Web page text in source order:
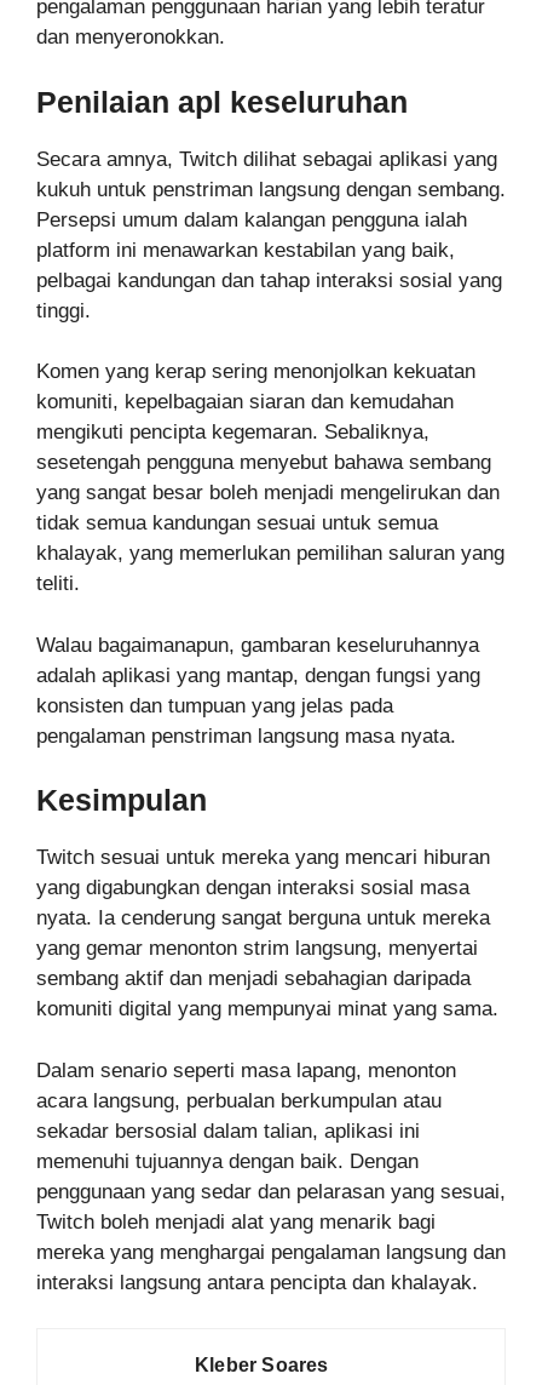
pengalaman penggunaan harian yang lebih teratur
dan menyeronokkan.
Penilaian apl keseluruhan
Secara amnya, Twitch dilihat sebagai aplikasi yang
kukuh untuk penstriman langsung dengan sembang.
Persepsi umum dalam kalangan pengguna ialah
platform ini menawarkan kestabilan yang baik,
pelbagai kandungan dan tahap interaksi sosial yang
tinggi.
Komen yang kerap sering menonjolkan kekuatan
komuniti, kepelbagaian siaran dan kemudahan
mengikuti pencipta kegemaran. Sebaliknya,
sesetengah pengguna menyebut bahawa sembang
yang sangat besar boleh menjadi mengelirukan dan
tidak semua kandungan sesuai untuk semua
khalayak, yang memerlukan pemilihan saluran yang
teliti.
Walau bagaimanapun, gambaran keseluruhannya
adalah aplikasi yang mantap, dengan fungsi yang
konsisten dan tumpuan yang jelas pada
pengalaman penstriman langsung masa nyata.
Kesimpulan
Twitch sesuai untuk mereka yang mencari hiburan
yang digabungkan dengan interaksi sosial masa
nyata. Ia cenderung sangat berguna untuk mereka
yang gemar menonton strim langsung, menyertai
sembang aktif dan menjadi sebahagian daripada
komuniti digital yang mempunyai minat yang sama.
Dalam senario seperti masa lapang, menonton
acara langsung, perbualan berkumpulan atau
sekadar bersosial dalam talian, aplikasi ini
memenuhi tujuannya dengan baik. Dengan
penggunaan yang sedar dan pelarasan yang sesuai,
Twitch boleh menjadi alat yang menarik bagi
mereka yang menghargai pengalaman langsung dan
interaksi langsung antara pencipta dan khalayak.
Kleber Soares